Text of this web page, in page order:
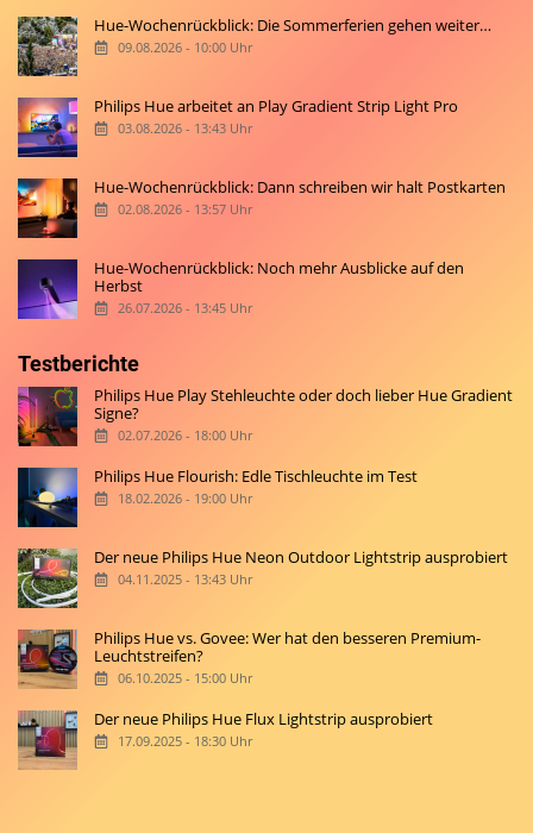
Hue-Wochenrückblick: Die Sommerferien gehen weiter…
09.08.2026 - 10:00 Uhr
Philips Hue arbeitet an Play Gradient Strip Light Pro
03.08.2026 - 13:43 Uhr
Hue-Wochenrückblick: Dann schreiben wir halt Postkarten
02.08.2026 - 13:57 Uhr
Hue-Wochenrückblick: Noch mehr Ausblicke auf den
Herbst
26.07.2026 - 13:45 Uhr
Testberichte
Philips Hue Play Stehleuchte oder doch lieber Hue Gradient
Signe?
02.07.2026 - 18:00 Uhr
Philips Hue Flourish: Edle Tischleuchte im Test
18.02.2026 - 19:00 Uhr
Der neue Philips Hue Neon Outdoor Lightstrip ausprobiert
04.11.2025 - 13:43 Uhr
Philips Hue vs. Govee: Wer hat den besseren Premium-
Leuchtstreifen?
06.10.2025 - 15:00 Uhr
Der neue Philips Hue Flux Lightstrip ausprobiert
17.09.2025 - 18:30 Uhr